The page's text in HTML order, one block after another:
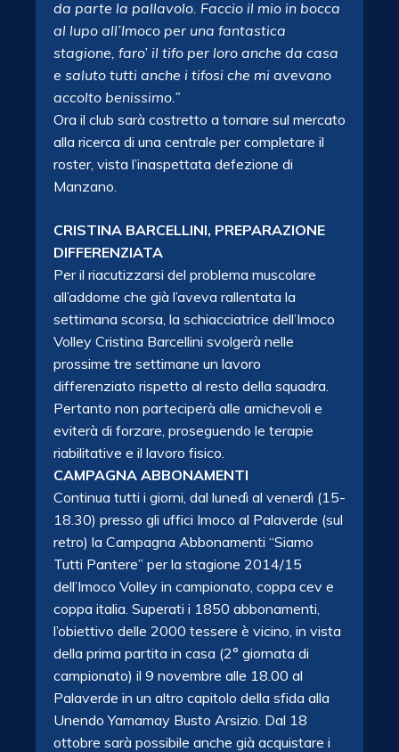
da parte la pallavolo. Faccio il mio in bocca
al lupo all’Imoco per una fantastica
stagione, faro’ il tifo per loro anche da casa
e saluto tutti anche i tifosi che mi avevano
accolto benissimo.”
Ora il club sarà costretto a tornare sul mercato
alla ricerca di una centrale per completare il
roster, vista l’inaspettata defezione di
Manzano.
CRISTINA BARCELLINI, PREPARAZIONE
DIFFERENZIATA
Per il riacutizzarsi del problema muscolare
all’addome che già l’aveva rallentata la
settimana scorsa, la schiacciatrice dell’Imoco
Volley Cristina Barcellini svolgerà nelle
prossime tre settimane un lavoro
differenziato rispetto al resto della squadra.
Pertanto non parteciperà alle amichevoli e
eviterà di forzare, proseguendo le terapie
riabilitative e il lavoro fisico.
CAMPAGNA ABBONAMENTI
Continua tutti i giorni, dal lunedì al venerdì (15-
18.30) presso gli uffici Imoco al Palaverde (sul
retro) la Campagna Abbonamenti “Siamo
Tutti Pantere” per la stagione 2014/15
dell’Imoco Volley in campionato, coppa cev e
coppa italia. Superati i 1850 abbonamenti,
l’obiettivo delle 2000 tessere è vicino, in vista
della prima partita in casa (2° giornata di
campionato) il 9 novembre alle 18.00 al
Palaverde in un altro capitolo della sfida alla
Unendo Yamamay Busto Arsizio. Dal 18
ottobre sarà possibile anche già acquistare i